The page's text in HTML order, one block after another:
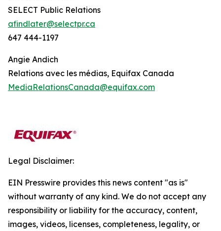
SELECT Public Relations
afindlater@selectpr.ca
647 444-1197
Angie Andich
Relations avec les médias, Equifax Canada
MediaRelationsCanada@equifax.com
Legal Disclaimer:
EIN Presswire provides this news content "as is"
without warranty of any kind. We do not accept any
responsibility or liability for the accuracy, content,
images, videos, licenses, completeness, legality, or